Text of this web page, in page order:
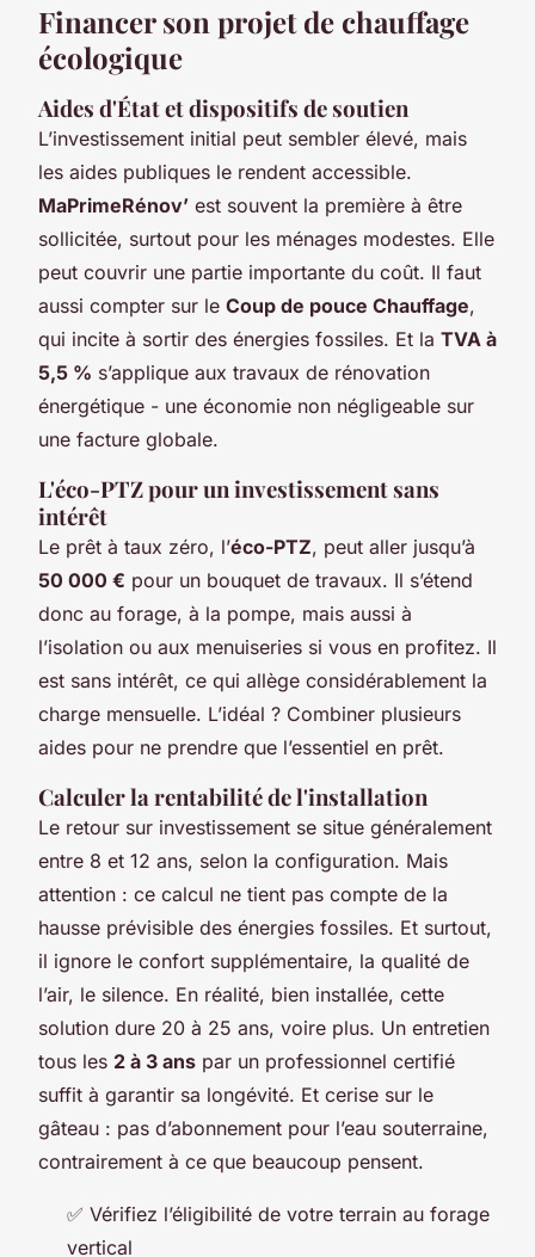
Financer son projet de chauffage
écologique
Aides d'État et dispositifs de soutien
L’investissement initial peut sembler élevé, mais
les aides publiques le rendent accessible.
MaPrimeRénov’ est souvent la première à être
sollicitée, surtout pour les ménages modestes. Elle
peut couvrir une partie importante du coût. Il faut
aussi compter sur le Coup de pouce Chauffage,
qui incite à sortir des énergies fossiles. Et la TVA à
5,5 % s’applique aux travaux de rénovation
énergétique - une économie non négligeable sur
une facture globale.
L'éco-PTZ pour un investissement sans
intérêt
Le prêt à taux zéro, l’éco-PTZ, peut aller jusqu’à
50 000 € pour un bouquet de travaux. Il s’étend
donc au forage, à la pompe, mais aussi à
l’isolation ou aux menuiseries si vous en profitez. Il
est sans intérêt, ce qui allège considérablement la
charge mensuelle. L’idéal ? Combiner plusieurs
aides pour ne prendre que l’essentiel en prêt.
Calculer la rentabilité de l'installation
Le retour sur investissement se situe généralement
entre 8 et 12 ans, selon la configuration. Mais
attention : ce calcul ne tient pas compte de la
hausse prévisible des énergies fossiles. Et surtout,
il ignore le confort supplémentaire, la qualité de
l’air, le silence. En réalité, bien installée, cette
solution dure 20 à 25 ans, voire plus. Un entretien
tous les 2 à 3 ans par un professionnel certifié
suffit à garantir sa longévité. Et cerise sur le
gâteau : pas d’abonnement pour l’eau souterraine,
contrairement à ce que beaucoup pensent.
✅ Vérifiez l’éligibilité de votre terrain au forage
vertical